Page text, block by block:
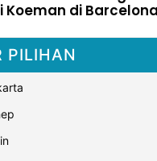
Koeman di Barcelona
PILIHAN